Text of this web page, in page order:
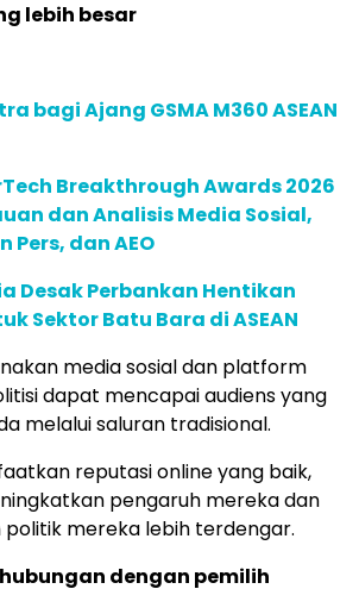
lebih besar
bagi Ajang GSMA M360 ASEAN
Breakthrough Awards 2026
dan Analisis Media Sosial,
Pers, dan AEO
Desak Perbankan Hentikan
Sektor Batu Bara di ASEAN
media sosial dan platform
dapat mencapai audiens yang
melalui saluran tradisional.
reputasi online yang baik,
pengaruh mereka dan
mereka lebih terdengar.
dengan pemilih